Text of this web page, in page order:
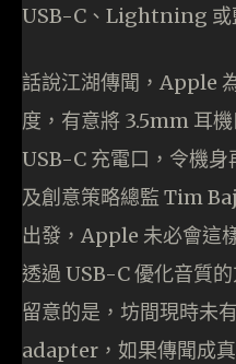
USB-C、Lightning 或
話說江湖傳聞，Apple
度，有意將 3.5mm 耳
USB-C 充電口，令機
及創意策略總監 Tim
出發，Apple 未必會這
透過 USB-C 優化音質
留意的是，坊間現時
adapter，如果傳聞成